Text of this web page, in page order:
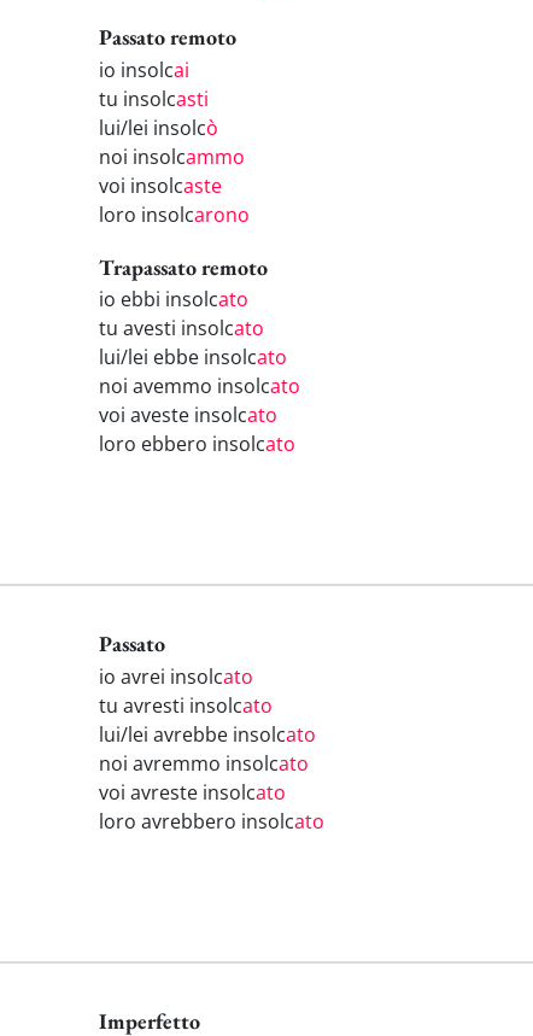
Passato remoto
io insolcai
tu insolcasti
lui/lei insolcò
noi insolcammo
voi insolcaste
loro insolcarono
Trapassato remoto
io ebbi insolcato
tu avesti insolcato
lui/lei ebbe insolcato
noi avemmo insolcato
voi aveste insolcato
loro ebbero insolcato
Passato
io avrei insolcato
tu avresti insolcato
lui/lei avrebbe insolcato
noi avremmo insolcato
voi avreste insolcato
loro avrebbero insolcato
Imperfetto